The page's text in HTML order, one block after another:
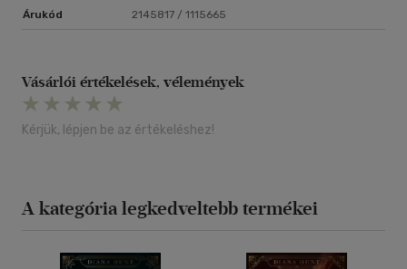
Árukód 2145817 / 1115665
Vásárlói értékelések, vélemények
Kérjük, lépjen be az értékeléshez!
A kategória legkedveltebb termékei